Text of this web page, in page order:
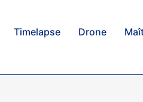
Timelapse Drone